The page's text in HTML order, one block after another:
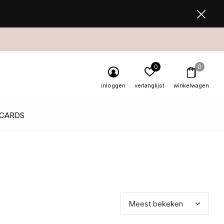
inloggen verlanglijst
0
winkelwagen
0